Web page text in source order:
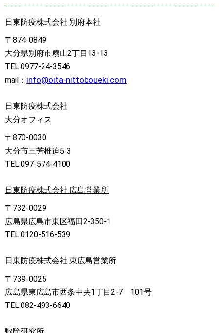
日東防疫株式会社 別府本社
〒874-0849
大分県別府市扇山2丁目13-13
TEL:0977-24-3546
mail： info@oita-nittoboueki.com
日東防疫株式会社
大分オフィス
〒870-0030
大分市三芳椎迫5-3
TEL:097-574-4100
日東防疫株式会社 広島営業所
〒732-0029
広島県広島市東区福田2-350-1
TEL:0120-516-539
日東防疫株式会社 東広島営業所
〒739-0025
広島県東広島市西条中央1丁目2-7 101号
TEL:082-493-6640